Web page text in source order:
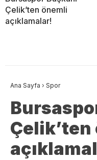
Çelik’ten önemli
açıklamalar!
Ana Sayfa › Spor